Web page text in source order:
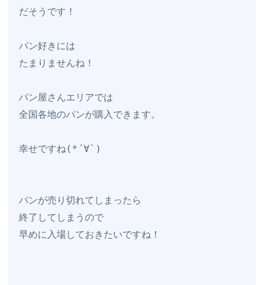
だそうです！
パン好きには
たまりませんね！
パン屋さんエリアでは
全国各地のパンが購入できます。
幸せですね(*´∀`)
パンが売り切れてしまったら
終了してしまうので
早めに入場しておきたいですね！